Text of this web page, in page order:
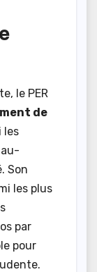
le PER
de
les
Son
les plus
par
pour